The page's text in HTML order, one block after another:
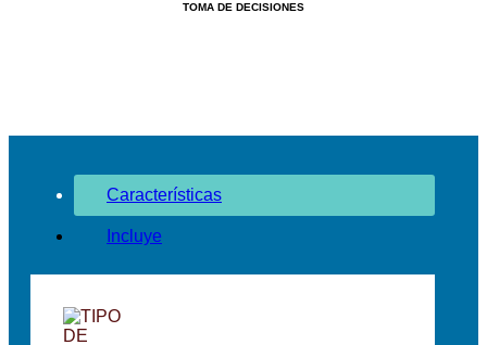
TOMA DE DECISIONES
Características
Incluye